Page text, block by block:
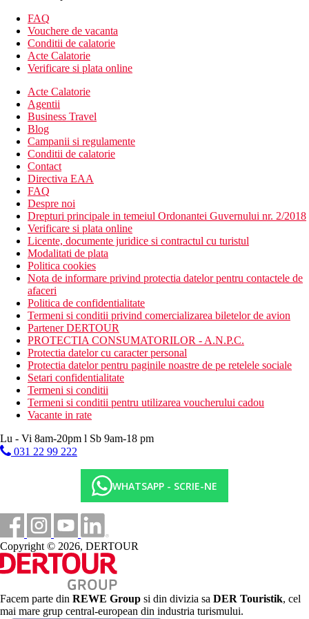
receptie deschisa non stop
schimb valutar
camera de bagaje
Wifi
parcare
transfer de la si/sau la aeroport (contra cost)
terasa
serviciu de trezire
lift
sala de conferinta / evenimente (contra cost)
servicii de spalatorie (contra cost)
restaurante
baruri
room service
piscine
spa & centru de wellness
Descrierea plajei
plaja cu nisip
Activitati sportive gratuite
tenis de masa
biliard
Spa
mini golf
fitness
Activitati sportive contra cost
masaj
caiac
calarie
snorkelling
inchiriere de biciclete
Categoria oficiala
5 stele
Site web
www.lamer-santorini.com
Taxa turistica
FAQ
Vouchere de vacanta
Conditii de calatorie
Acte Calatorie
Verificare si plata online
Acte Calatorie
Agentii
Business Travel
Blog
Campanii si regulamente
Conditii de calatorie
Contact
Directiva EAA
FAQ
Despre noi
Drepturi principale in temeiul Ordonantei Guvernului nr. 2/2018
Verificare si plata online
Licente, documente juridice si contractul cu turistul
Modalitati de plata
Politica cookies
Nota de informare privind protectia datelor pentru contactele de
afaceri
Politica de confidentialitate
Termeni si conditii privind comercializarea biletelor de avion
Partener DERTOUR
PROTECTIA CONSUMATORILOR - A.N.P.C.
Protectia datelor cu caracter personal
Protectia datelor pentru paginile noastre de pe retelele sociale
Setari confidentialitate
Termeni si conditii
Termeni si conditii pentru utilizarea voucherului cadou
Vacante in rate
Lu - Vi 8am-20pm l Sb 9am-18 pm
031 22 99 222
WHATSAPP - SCRIE-NE
Copyright © 2026, DERTOUR
Facem parte din REWE Group si din divizia sa DER Touristik, cel
mai mare grup central-european din industria turismului.